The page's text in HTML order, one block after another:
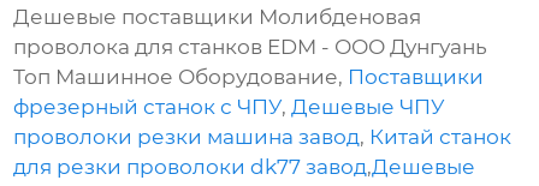
Дешевые поставщики Молибденовая
проволока для станков EDM - ООО Дунгуань
Топ Машинное Оборудование, Поставщики
фрезерный станок с ЧПУ, Дешевые ЧПУ
проволоки резки машина завод, Китай станок
для резки проволоки dk77 завод,Дешевые